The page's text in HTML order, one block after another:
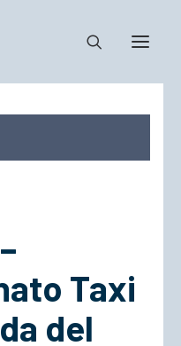
Taxi
del